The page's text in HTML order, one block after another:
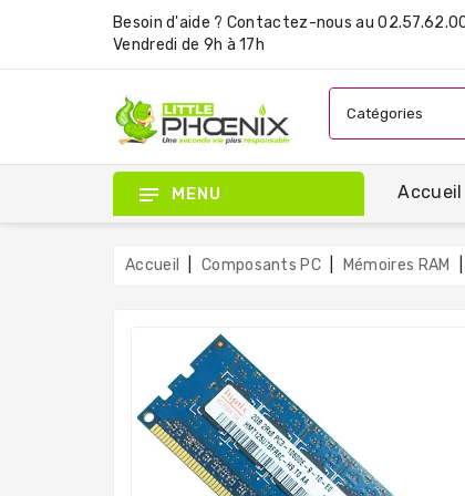
Besoin d'aide ? Contactez-nous au
Vendredi de 9h à 17h
MENU Accueil
Accueil Composants PC Mémoires RAM